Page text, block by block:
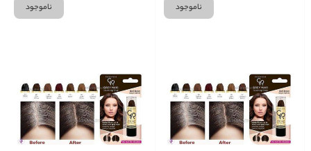
ناموجود ناموجود